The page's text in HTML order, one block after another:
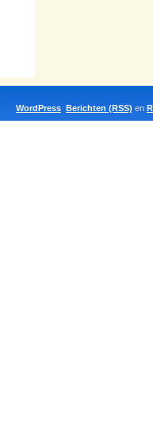
WordPress Berichten (RSS) en